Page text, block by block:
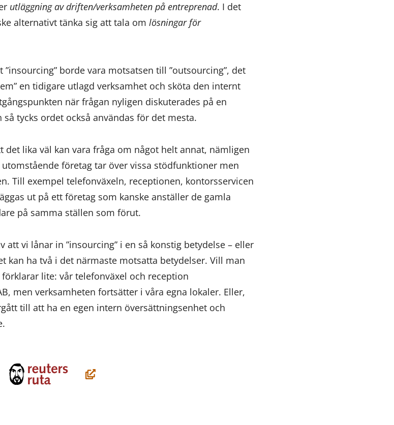
utläggning av driften/verksamheten på entreprenad. I det
alternativt tänka sig att tala om lösningar för
borde vara motsatsen till ”outsourcing”, det
en tidigare utlagd verksamhet och sköta den internt
när frågan nyligen diskuterades på en
tycks ordet också användas för det mesta.
lika väl kan vara fråga om något helt annat, nämligen
företag tar över vissa stödfunktioner men
Till exempel telefonväxeln, receptionen, kontorsservicen
ut på ett företag som kanske anställer de gamla
på samma ställen som förut.
att vi lånar in ”insourcing” i en så konstig betydelse – eller
kan ha två i det närmaste motsatta betydelser. Vill man
lite: vår telefonväxel och reception
men verksamheten fortsätter i våra egna lokaler. Eller,
till att ha en egen intern översättningsenhet och
(öppnas